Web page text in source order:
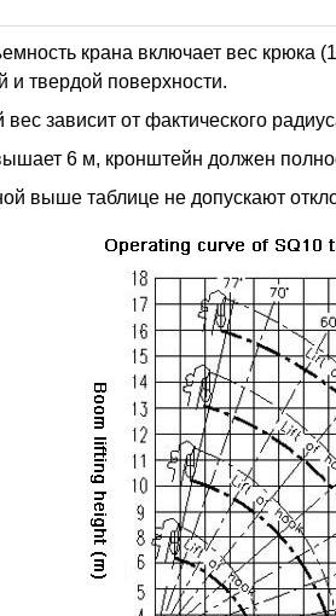
крана включает вес крюка
и твердой поверхности.
зависит от фактического
6 м, кронштейн должен
выше таблице не допускают